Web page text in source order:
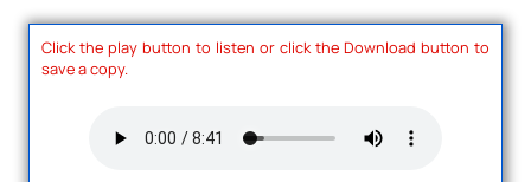
Click the play button to listen or click the Download button to
save a copy.